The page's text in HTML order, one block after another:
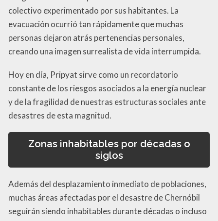
colectivo experimentado por sus habitantes. La
evacuación ocurrió tan rápidamente que muchas
personas dejaron atrás pertenencias personales,
creando una imagen surrealista de vida interrumpida.
Hoy en día, Pripyat sirve como un recordatorio
constante de los riesgos asociados a la energía nuclear
y de la fragilidad de nuestras estructuras sociales ante
desastres de esta magnitud.
Zonas inhabitables por décadas o
siglos
Además del desplazamiento inmediato de poblaciones,
muchas áreas afectadas por el desastre de Chernóbil
seguirán siendo inhabitables durante décadas o incluso